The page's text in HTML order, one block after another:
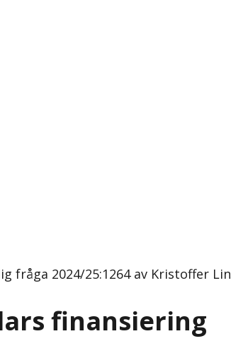
fråga 2024/25:1264 av Kristoffer
finansiering